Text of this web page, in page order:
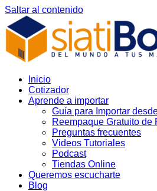
Saltar al contenido
Inicio
Cotizador
Aprende a importar
Guía para Importar
Reempaque Gratuito de
Preguntas frecuentes
Videos Tutoriales
Podcast
Tiendas Online
Queremos escucharte
Blog